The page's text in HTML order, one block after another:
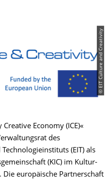
© EIT Culture and Creativity
Economy (ICE)«
des
(EIT) als
(KIC) im Kultur-
europäische Partnerschaft